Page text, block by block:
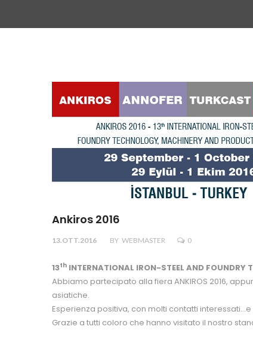
Ankiros 2016
13.OTT.2016 BY WEBMASTER 0
13th INTERNATIONAL IRON-STEEL AND FOUNDRY
Abbiamo partecipato alla fiera ANKIROS 2016,
asiatiche.
Esperienza positiva, con molti contatti
Grazie a tutti coloro che hanno visitato il nostro